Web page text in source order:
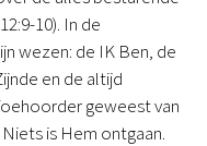
10). In de
wezen: de IK Ben, de
en de altijd
geweest van
is Hem ontgaan.